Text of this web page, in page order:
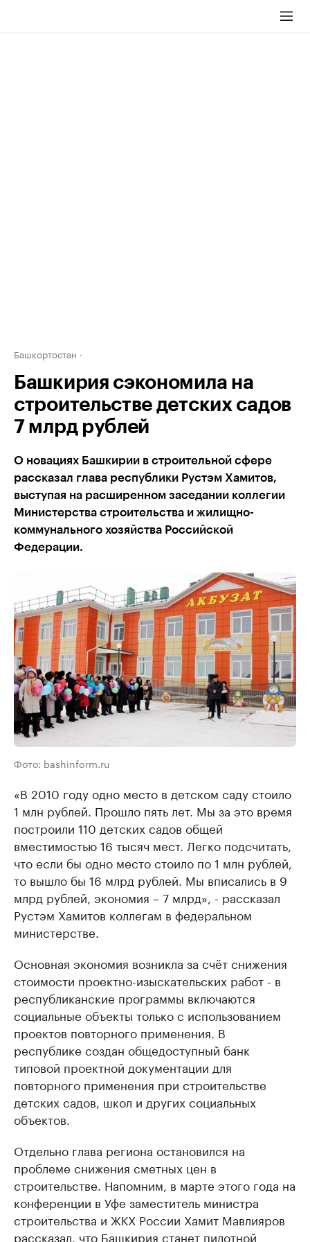
Башкортостан
Башкирия сэкономила на
строительстве детских садов
7 млрд рублей
О новациях Башкирии в строительной сфере
рассказал глава республики Рустэм Хамитов,
выступая на расширенном заседании коллегии
Министерства строительства и жилищно-
коммунального хозяйства Российской
Федерации.
Фото: bashinform.ru
«В 2010 году одно место в детском саду стоило
1 млн рублей. Прошло пять лет. Мы за это время
построили 110 детских садов общей
вместимостью 16 тысяч мест. Легко подсчитать,
что если бы одно место стоило по 1 млн рублей,
то вышло бы 16 млрд рублей. Мы вписались в 9
млрд рублей, экономия – 7 млрд», - рассказал
Рустэм Хамитов коллегам в федеральном
министерстве.
Основная экономия возникла за счёт снижения
стоимости проектно-изыскательских работ - в
республиканские программы включаются
социальные объекты только с использованием
проектов повторного применения. В
республике создан общедоступный банк
типовой проектной документации для
повторного применения при строительстве
детских садов, школ и других социальных
объектов.
Отдельно глава региона остановился на
проблеме снижения сметных цен в
строительстве. Напомним, в марте этого года на
конференции в Уфе заместитель министра
строительства и ЖКХ России Хамит Мавлияров
рассказал, что Башкирия станет пилотной